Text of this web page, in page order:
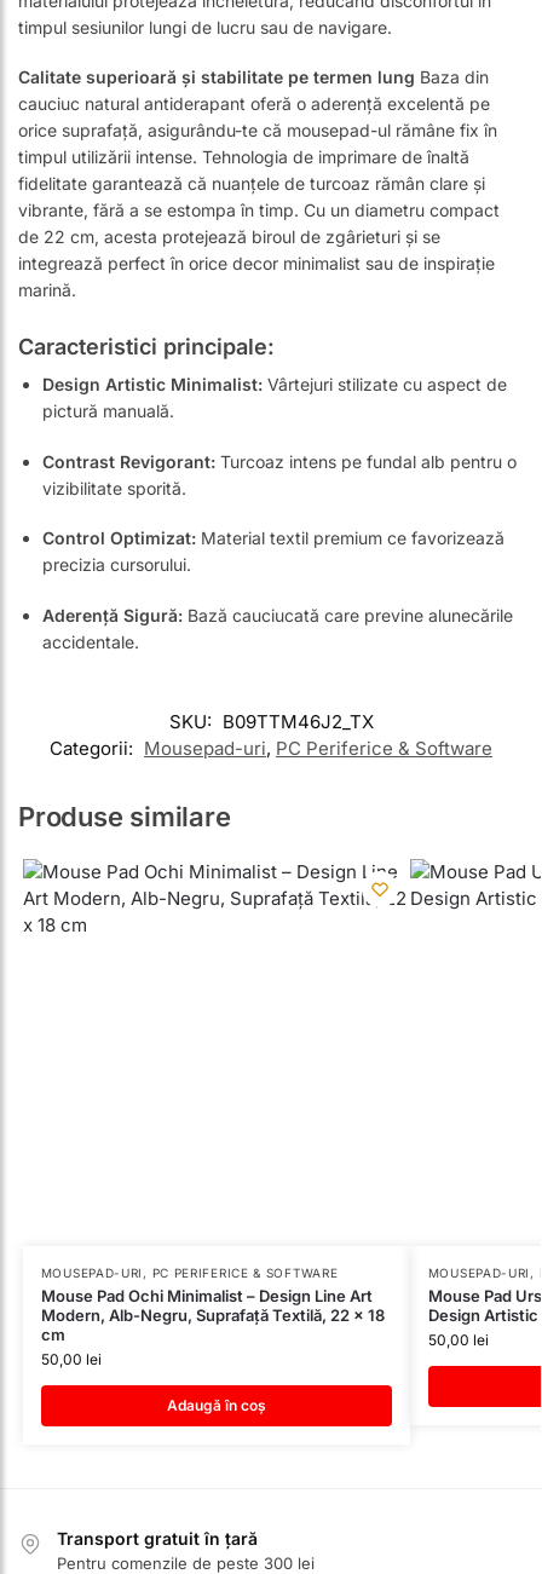
timpul sesiunilor lungi de lucru sau de navigare.
Calitate superioară și stabilitate pe termen lung Baza din
cauciuc natural antiderapant oferă o aderență excelentă pe
orice suprafață, asigurându-te că mousepad-ul rămâne fix în
timpul utilizării intense. Tehnologia de imprimare de înaltă
fidelitate garantează că nuanțele de turcoaz rămân clare și
vibrante, fără a se estompa în timp. Cu un diametru compact
de 22 cm, acesta protejează biroul de zgârieturi și se
integrează perfect în orice decor minimalist sau de inspirație
marină.
Caracteristici principale:
Design Artistic Minimalist: Vârtejuri stilizate cu aspect de
pictură manuală.
Contrast Revigorant: Turcoaz intens pe fundal alb pentru o
vizibilitate sporită.
Control Optimizat: Material textil premium ce favorizează
precizia cursorului.
Aderență Sigură: Bază cauciucată care previne alunecările
accidentale.
SKU: B09TTM46J2_TX
Categorii: Mousepad-uri, PC Periferice & Software
Produse similare
MOUSEPAD-URI , PC PERIFERICE & SOFTWARE
Mouse Pad Ochi Minimalist – Design Line Art
Modern, Alb-Negru, Suprafață Textilă, 22 x 18
cm
50,00 lei
Adaugă în coș
MOUSEPAD-URI ,
Mouse Pad
Design
50,00 lei
Transport gratuit în țară
Pentru comenzile de peste 300 lei